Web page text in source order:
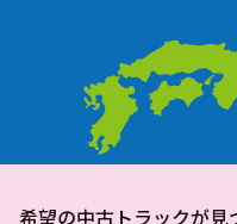
希望の中古トラックが見